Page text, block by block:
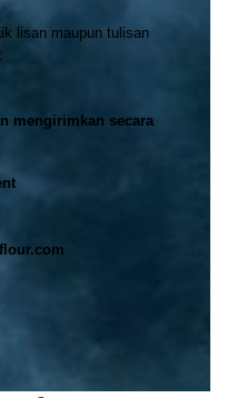
lisan maupun tulisan
mengirimkan secara